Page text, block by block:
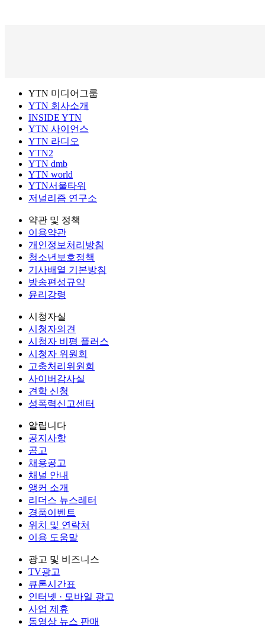
YTN 미디어그룹
YTN 회사소개
INSIDE YTN
YTN 사이언스
YTN 라디오
YTN2
YTN dmb
YTN world
YTN서울타워
저널리즘 연구소
약관 및 정책
이용약관
개인정보처리방침
청소년보호정책
기사배열 기본방침
방송편성규약
윤리강령
시청자실
시청자의견
시청자 비평 플러스
시청자 위원회
고충처리위원회
사이버감사실
견학 신청
성폭력신고센터
알립니다
공지사항
공고
채용공고
채널 안내
앵커 소개
리더스 뉴스레터
경품이벤트
위치 및 연락처
이용 도움말
광고 및 비즈니스
TV광고
큐톤시간표
인터넷 · 모바일 광고
사업 제휴
동영상 뉴스 판매